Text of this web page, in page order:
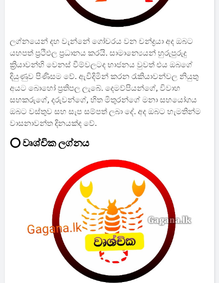
ලග්නයෙන් දහ වැන්නේ ගෝචරය වන චන්ද්‍රයා අද ඔබට
යහපත් ප්‍රථිඵල ප්‍රධානය කරයි. සාමාන්‍යෙයන් හුරුපුරුදු
ක්‍රියාවන්හි වෙනස් වීම්වලටද භාජනය වුවත් එය ඔබගේ
දියුණුව පිණිසම වේ. ඇවිදිමින් කරන රැකියාවන්වල නියුතු
අයට බොහෝ ප්‍රතිපල ලැබේ. දෙමව්පියන්ගේ, විවාහ
සහකරුගේ, දරුවන්ගේ, හිත මිතුරන්ගේ මනා සහයෝගය
ඔබට වස්තුව සහ සැප සම්පත් ලබා දේ. අද ඔබට හැමතින්ම
වාසනාවන්ත දිනයක්ද වේ.
⭕ වෘශ්චික ලග්නය